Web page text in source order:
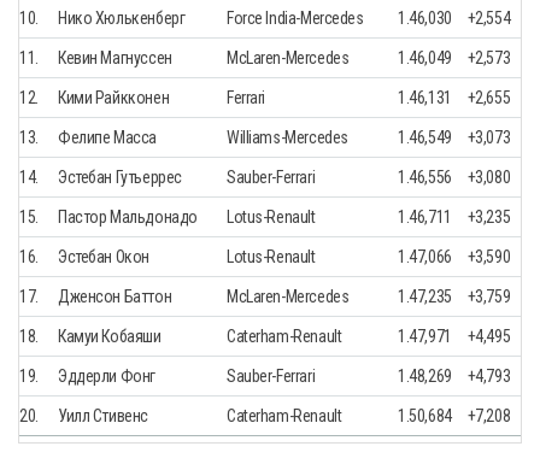
10. Нико Хюлькенберг Force India-Mercedes 1.46,030 +2,554
11. Кевин Магнуссен McLaren-Mercedes 1.46,049 +2,573
12. Кими Райкконен Ferrari 1.46,131 +2,655
13. Фелипе Масса Williams-Mercedes 1.46,549 +3,073
14. Эстебан Гутьеррес Sauber-Ferrari 1.46,556 +3,080
15. Пастор Мальдонадо Lotus-Renault 1.46,711 +3,235
16. Эстебан Окон Lotus-Renault 1.47,066 +3,590
17. Дженсон Баттон McLaren-Mercedes 1.47,235 +3,759
18. Камуи Кобаяши Caterham-Renault 1.47,971 +4,495
19. Эддерли Фонг Sauber-Ferrari 1.48,269 +4,793
20. Уилл Стивенс Caterham-Renault 1.50,684 +7,208